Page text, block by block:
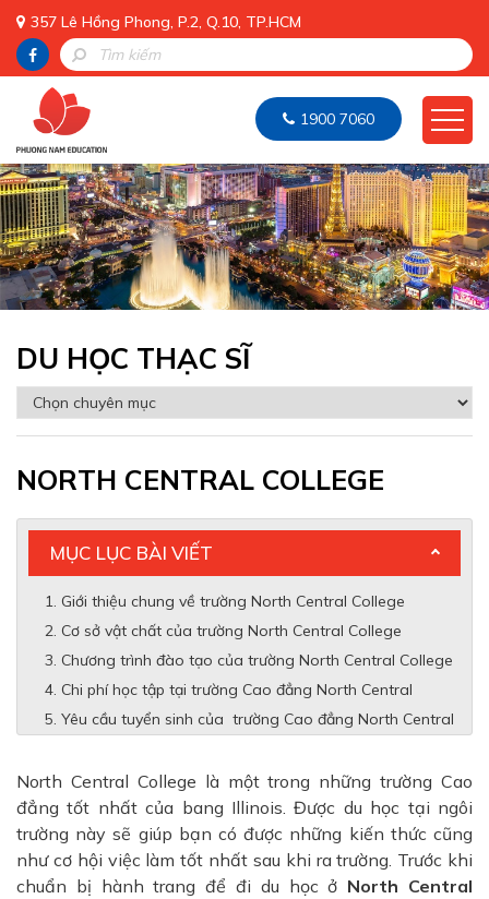
357 Lê Hồng Phong, P.2, Q.10, TP.HCM
1900 7060
DU HỌC THẠC SĨ
NORTH CENTRAL COLLEGE
MỤC LỤC BÀI VIẾT
Giới thiệu chung về trường North Central College
Cơ sở vật chất của trường North Central College
Chương trình đào tạo của trường North Central College
Chi phí học tập tại trường Cao đẳng North Central
Yêu cầu tuyển sinh của trường Cao đẳng North Central
North Central College là một trong những trường Cao
đẳng tốt nhất của bang Illinois . Được du học tại ngôi
trường này sẽ giúp bạn có được những kiến thức cũng
như cơ hội việc làm tốt nhất sau khi ra trường. Trước khi
chuẩn bị hành trang để đi du học ở North Central